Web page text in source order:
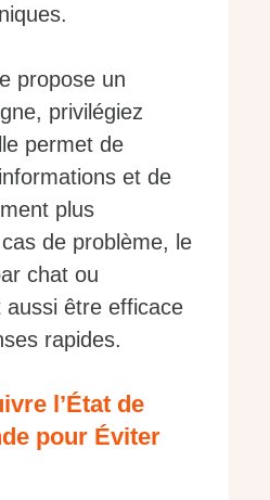
propose un
privilégiez
permet de
et de
plus
de problème, le
chat ou
aussi être efficace
rapides.
l’État de
pour Éviter